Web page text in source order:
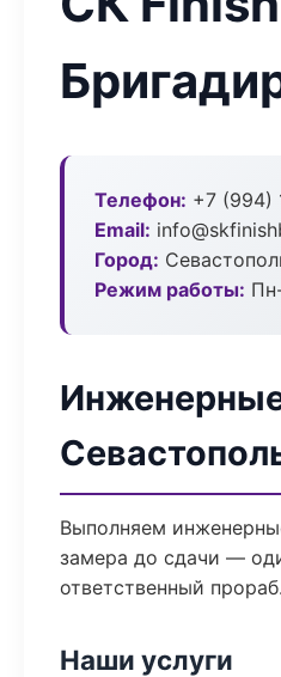
Телефон: +7 (994)
Email:
Город:
Режим работы:
Выполняем
замера до сдачи —
ответственный прораб.
Наши услуги